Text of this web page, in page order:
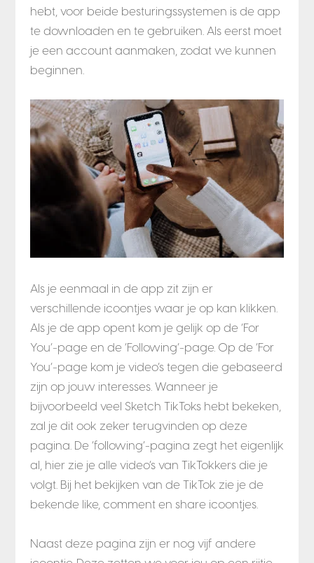
hebt, voor beide besturingssystemen is de app
te downloaden en te gebruiken. Als eerst moet
je een account aanmaken, zodat we kunnen
beginnen.
Als je eenmaal in de app zit zijn er
verschillende icoontjes waar je op kan klikken.
Als je de app opent kom je gelijk op de ‘For
You’-page en de ‘Following’-page. Op de ‘For
You’-page kom je video’s tegen die gebaseerd
zijn op jouw interesses. Wanneer je
bijvoorbeeld veel Sketch TikToks hebt bekeken,
zal je dit ook zeker terugvinden op deze
pagina. De ‘following’-pagina zegt het eigenlijk
al, hier zie je alle video’s van TikTokkers die je
volgt. Bij het bekijken van de TikTok zie je de
bekende like, comment en share icoontjes.
Naast deze pagina zijn er nog vijf andere